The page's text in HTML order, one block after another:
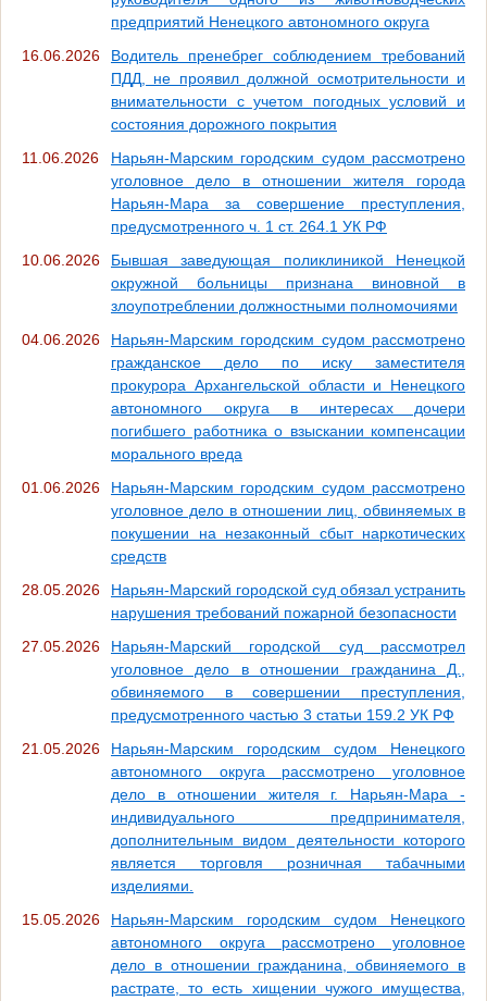
предприятий Ненецкого автономного округа
16.06.2026
Водитель пренебрег соблюдением требований
ПДД, не проявил должной осмотрительности и
внимательности с учетом погодных условий и
состояния дорожного покрытия
11.06.2026
Нарьян-Марским городским судом рассмотрено
уголовное дело в отношении жителя города
Нарьян-Мара за совершение преступления,
предусмотренного ч. 1 ст. 264.1 УК РФ
10.06.2026
Бывшая заведующая поликлиникой Ненецкой
окружной больницы признана виновной в
злоупотреблении должностными полномочиями
04.06.2026
Нарьян-Марским городским судом рассмотрено
гражданское дело по иску заместителя
прокурора Архангельской области и Ненецкого
автономного округа в интересах дочери
погибшего работника о взыскании компенсации
морального вреда
01.06.2026
Нарьян-Марским городским судом рассмотрено
уголовное дело в отношении лиц, обвиняемых в
покушении на незаконный сбыт наркотических
средств
28.05.2026
Нарьян-Марский городской суд обязал устранить
нарушения требований пожарной безопасности
27.05.2026
Нарьян-Марский городской суд рассмотрел
уголовное дело в отношении гражданина Д.,
обвиняемого в совершении преступления,
предусмотренного частью 3 статьи 159.2 УК РФ
21.05.2026
Нарьян-Марским городским судом Ненецкого
автономного округа рассмотрено уголовное
дело в отношении жителя г. Нарьян-Мара -
индивидуального предпринимателя,
дополнительным видом деятельности которого
является торговля розничная табачными
изделиями.
15.05.2026
Нарьян-Марским городским судом Ненецкого
автономного округа рассмотрено уголовное
дело в отношении гражданина, обвиняемого в
растрате, то есть хищении чужого имущества,